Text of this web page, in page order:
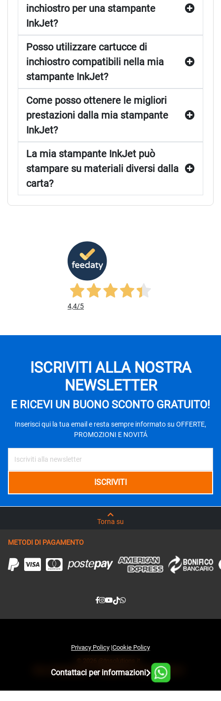
inchiostro per una stampante
InkJet?
Posso utilizzare cartucce di
inchiostro compatibili nella mia
stampante InkJet?
Come posso ottenere le migliori
prestazioni dalla mia stampante
InkJet?
La mia stampante InkJet può
stampare su materiali diversi dalla
carta?
4,4/5
ISCRIVITI ALLA NOSTRA
NEWSLETTER
E RICEVI UN BUONO SCONTO GRATUITO!
Inserisci qui la tua email e resta sempre informato su OFFERTE,
PROMOZIONI E NOVITÁ
Torna su
METODI DI PAGAMENTO
Privacy Policy |Cookie Policy
© 2026 @tnsolutions.it
Sito e infrastruttura IT sviluppati da www.tnsolutions.it
Contattaci per informazioni